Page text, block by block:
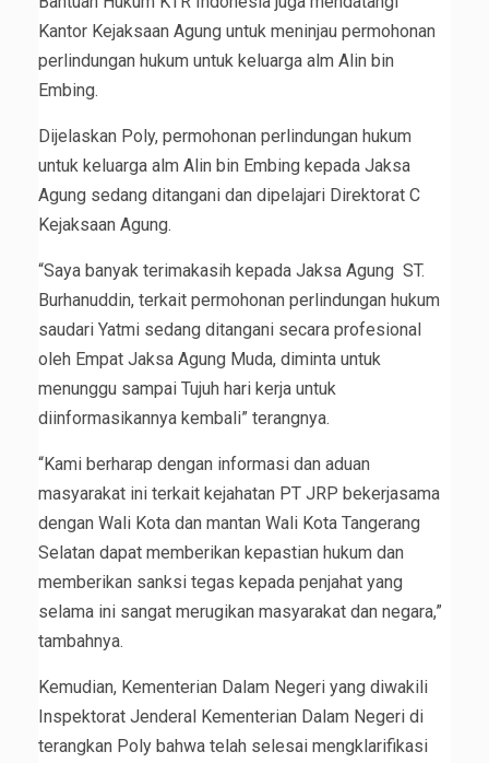
Kantor Kejaksaan Agung untuk meninjau permohonan
perlindungan hukum untuk keluarga alm Alin bin
Embing.
Dijelaskan Poly, permohonan perlindungan hukum
untuk keluarga alm Alin bin Embing kepada Jaksa
Agung sedang ditangani dan dipelajari Direktorat C
Kejaksaan Agung.
“Saya banyak terimakasih kepada Jaksa Agung ST.
Burhanuddin, terkait permohonan perlindungan hukum
saudari Yatmi sedang ditangani secara profesional
oleh Empat Jaksa Agung Muda, diminta untuk
menunggu sampai Tujuh hari kerja untuk
diinformasikannya kembali” terangnya.
“Kami berharap dengan informasi dan aduan
masyarakat ini terkait kejahatan PT JRP bekerjasama
dengan Wali Kota dan mantan Wali Kota Tangerang
Selatan dapat memberikan kepastian hukum dan
memberikan sanksi tegas kepada penjahat yang
selama ini sangat merugikan masyarakat dan negara,”
tambahnya.
Kemudian, Kementerian Dalam Negeri yang diwakili
Inspektorat Jenderal Kementerian Dalam Negeri di
terangkan Poly bahwa telah selesai mengklarifikasi